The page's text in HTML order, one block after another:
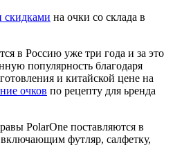
скидками на очки со склада в
в Россию уже три года и за это
популярность благодаря
и китайской цене на
очков по рецепту для ьренда
PolarOne поставляются в
футляр, салфетку,